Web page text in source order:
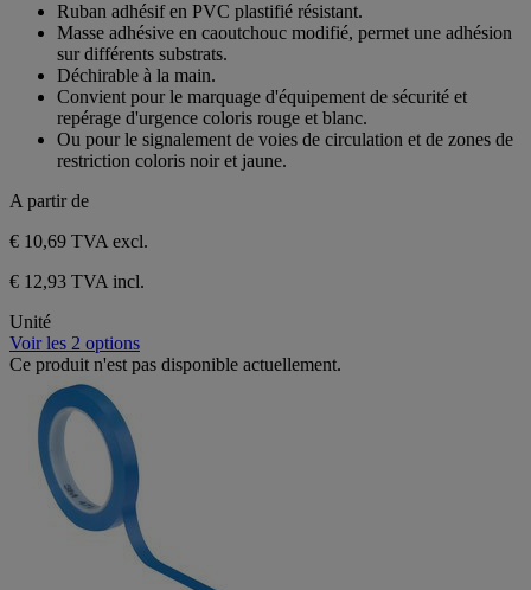
étoiles.
Ruban adhésif en PVC plastifié résistant.
Masse adhésive en caoutchouc modifié, permet une adhésion
sur différents substrats.
Déchirable à la main.
Convient pour le marquage d'équipement de sécurité et
repérage d'urgence coloris rouge et blanc.
Ou pour le signalement de voies de circulation et de zones de
restriction coloris noir et jaune.
A partir de
€ 10,69 TVA excl.
€ 12,93 TVA incl.
Unité
Voir les 2 options
Ce produit n'est pas disponible actuellement.